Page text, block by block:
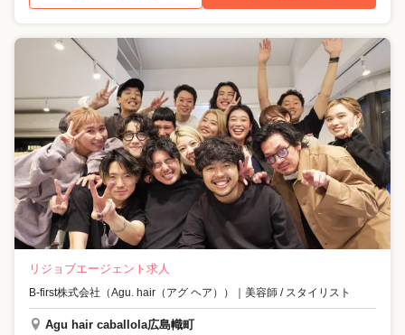
リジョブエージェント求人
B-first株式会社（Agu. hair（アグ ヘア）） 美容師 / スタイリスト
Agu hair caballola広島幟町